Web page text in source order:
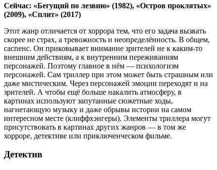
Сейчас: «Бегущий по лезвию» (1982), «Остров проклятых»
(2009), «Сплит» (2017)
Этот жанр отличается от хоррора тем, что его задача вызвать
скорее не страх, а тревожность и неопределённость. В общем,
саспенс. Он приковывает внимание зрителей не к каким-то
внешним действиям, а к внутренним переживаниям
персонажей. Поэтому главное в нём — психологизм
персонажей. Сам триллер при этом может быть страшным или
даже мистическим. Через персонажей эмоции переходят и на
зрителей. А чтобы ещё больше накалить атмосферу, в
картинах используют запутанные сюжетные ходы,
нагнетающую музыку и даже обрывы истории на самом
интересном месте (клиффхэнгеры). Элементы триллера могут
присутствовать в картинах других жанров — в том же
хорроре, детективе или приключенческом фильме.
Детектив